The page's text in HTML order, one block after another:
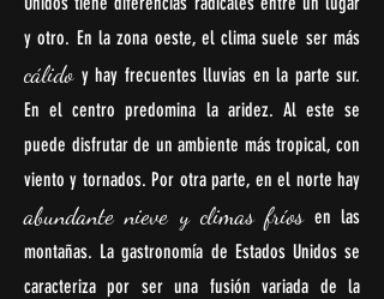
y otro. En la zona oeste, el clima suele ser más
cálido y hay frecuentes lluvias en la parte sur.
En el centro predomina la aridez. Al este se
puede disfrutar de un ambiente más tropical, con
viento y tornados. Por otra parte, en el norte hay
abundante nieve y climas fríosen las
montañas. La gastronomía de Estados Unidos se
caracteriza por ser una fusión variada de la